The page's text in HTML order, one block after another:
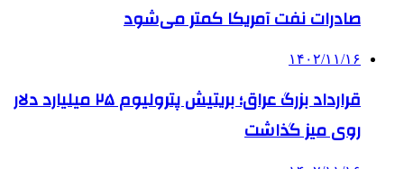
صادرات نفت آمریکا کمتر می‌شود
۱۴۰۲/۱۱/۱۶
قرارداد بزرگ عراق؛ بریتیش پترولیوم ۲۵ میلیارد دلار
روی میز گذاشت